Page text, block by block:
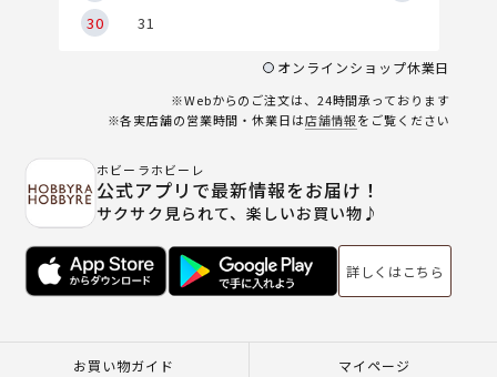
30
31
オンラインショップ休業日
※Webからのご注文は、24時間承っております
※各実店舗の営業時間・休業日は店舗情報をご覧ください
ホビーラホビーレ
公式アプリで最新情報をお届け！
サクサク見られて、楽しいお買い物♪
詳しくはこちら
お買い物ガイド マイページ